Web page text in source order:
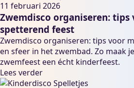
11 februari 2026
Zwemdisco organiseren: tips
spetterend feest
Zwemdisco organiseren: tips voor
en sfeer in het zwembad. Zo maak
zwemfeest een écht kinderfeest.
Lees verder